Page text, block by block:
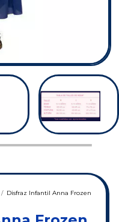
/ Disfraz Infantil Anna Frozen